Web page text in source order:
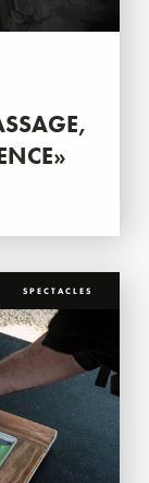
SPECTACLES